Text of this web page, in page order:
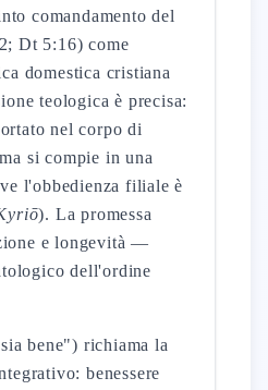
comandamento del
Dt 5:16) come
domestica cristiana
teologica è precisa:
nel corpo di
si compie in una
l'obbedienza filiale è
). La promessa
e longevità —
dell'ordine
bene") richiama la
benessere